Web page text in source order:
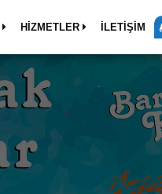
HİZMETLER İLETİŞİM